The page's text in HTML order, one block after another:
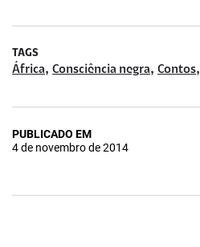
TAGS
África, Consciência negra, Contos,
PUBLICADO EM
4 de novembro de 2014